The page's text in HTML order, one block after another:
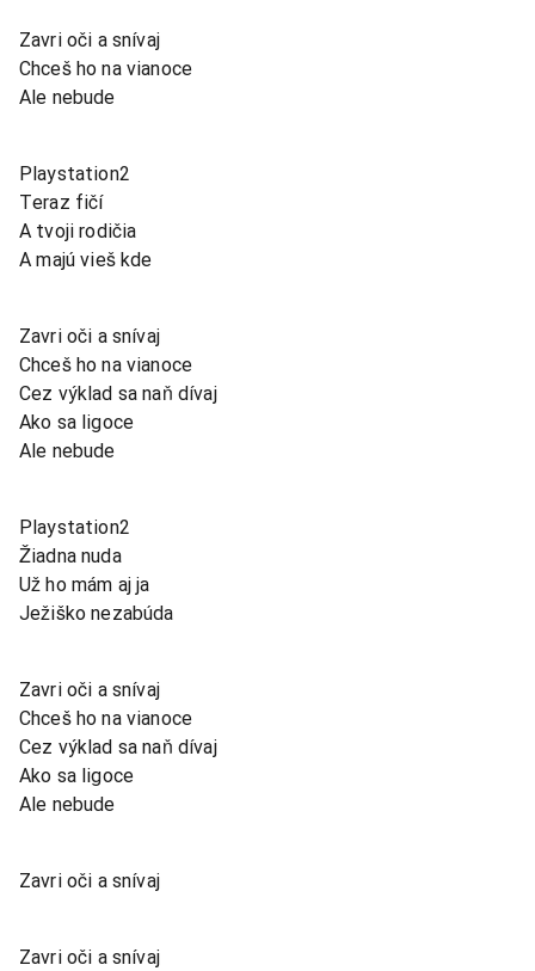
Zavri oči a snívaj
Chceš ho na vianoce
Ale nebude
Playstation2
Teraz fičí
A tvoji rodičia
A majú vieš kde
Zavri oči a snívaj
Chceš ho na vianoce
Cez výklad sa naň dívaj
Ako sa ligoce
Ale nebude
Playstation2
Žiadna nuda
Už ho mám aj ja
Ježiško nezabúda
Zavri oči a snívaj
Chceš ho na vianoce
Cez výklad sa naň dívaj
Ako sa ligoce
Ale nebude
Zavri oči a snívaj
Zavri oči a snívaj